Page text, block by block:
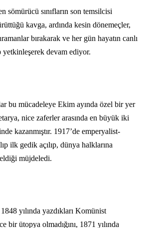
sömürücü sınıfların son temsilcisi
kavga, ardında kesin dönemeçler,
bırakarak ve her gün hayatın canlı
devam ediyor.
bu mücadeleye Ekim ayında özel bir yer
nice zaferler arasında en büyük iki
kazanmıştır. 1917’de emperyalist-
ilk gedik açılıp, dünya halklarına
müjdeledi.
yılında yazdıkları Komünist
bir ütopya olmadığını, 1871 yılında